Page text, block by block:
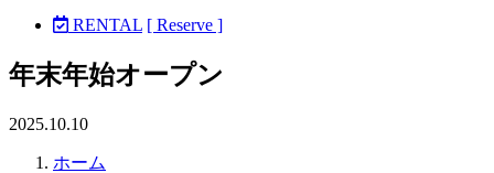
RENTAL [ Reserve ]
年末年始オープン
2025.10.10
ホーム